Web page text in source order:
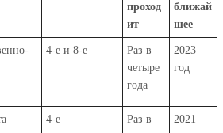
проход
ит
ближай
шее
4-е и 8-е
Раз в
четыре
года
2023
год
4-е
Раз в
2021